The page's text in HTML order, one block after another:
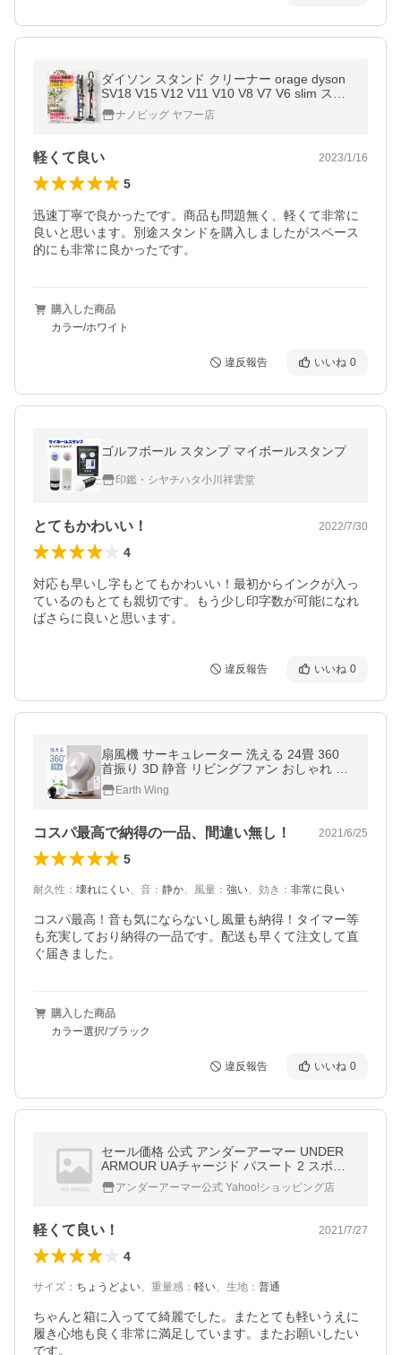
ダイソン スタンド クリーナー orage dyson
SV18 V15 V12 V11 V10 V8 V7 V6 slim スリ
ム アイリスオーヤマ 東芝 マキタ 対応 収納
スタンド コードレス掃除機
ナノビッグ ヤフー店
軽くて良い 2023/1/16
5
迅速丁寧で良かったです。商品も問題無く、軽くて非常に
良いと思います。別途スタンドを購入しましたがスペース
的にも非常に良かったです。
購入した商品
カラー/ホワイト
違反報告 いいね 0
ゴルフボール スタンプ マイボールスタンプ
印鑑・シヤチハタ小川祥雲堂
とてもかわいい！ 2022/7/30
4
対応も早いし字もとてもかわいい！最初からインクが入っ
ているのもとても親切です。もう少し印字数が可能になれ
ばさらに良いと思います。
違反報告 いいね 0
扇風機 サーキュレーター 洗える 24畳 360
首振り 3D 静音 リビングファン おしゃれ 首
振り タイマー 節電 省エネ 熱中症対策 衣類
乾燥 2026
Earth Wing
コスパ最高で納得の一品、間違い無し！ 2021/6/25
5
耐久性 ： 壊れにくい、 音 ： 静か、 風量 ： 強い、 効き ： 非常に良い
コスパ最高！音も気にならないし風量も納得！タイマー等
も充実しており納得の一品です。配送も早くて注文して直
ぐ届きました。
購入した商品
カラー選択/ブラック
違反報告 いいね 0
セール価格 公式 アンダーアーマー UNDER
ARMOUR UAチャージド パスート 2 スポー
ツエディション ランニング レギュラー メン
ズ 3023865
アンダーアーマー公式 Yahoo!ショッピング店
軽くて良い！ 2021/7/27
4
サイズ ： ちょうどよい、 重量感 ： 軽い、 生地 ： 普通
ちゃんと箱に入ってて綺麗でした。またとても軽いうえに
履き心地も良く非常に満足しています。またお願いしたい
です。